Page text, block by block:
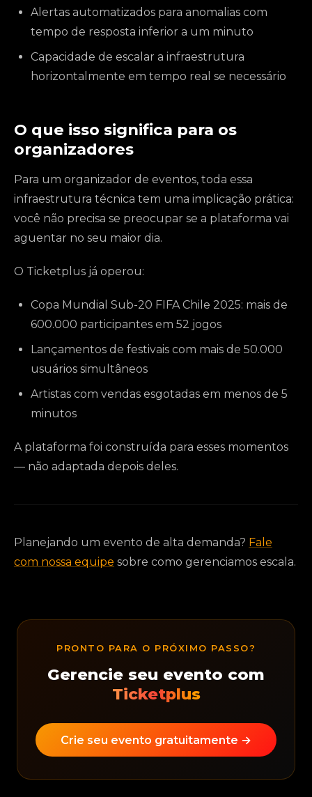
Alertas automatizados para anomalias com
tempo de resposta inferior a um minuto
Capacidade de escalar a infraestrutura
horizontalmente em tempo real se necessário
O que isso significa para os
organizadores
Para um organizador de eventos, toda essa
infraestrutura técnica tem uma implicação prática:
você não precisa se preocupar se a plataforma vai
aguentar no seu maior dia.
O Ticketplus já operou:
Copa Mundial Sub-20 FIFA Chile 2025: mais de
600.000 participantes em 52 jogos
Lançamentos de festivais com mais de 50.000
usuários simultâneos
Artistas com vendas esgotadas em menos de 5
minutos
A plataforma foi construída para esses momentos
— não adaptada depois deles.
Planejando um evento de alta demanda? Fale
com nossa equipe sobre como gerenciamos escala.
PRONTO PARA O PRÓXIMO PASSO?
Gerencie seu evento com
Ticketplus
Crie seu evento gratuitamente →